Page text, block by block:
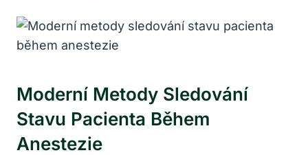
Moderní Metody Sledování
Stavu Pacienta Během
Anestezie